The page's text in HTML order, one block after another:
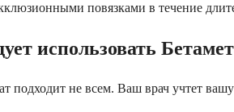
повязками в течение
использовать
подходит не всем. Ваш врач учтет